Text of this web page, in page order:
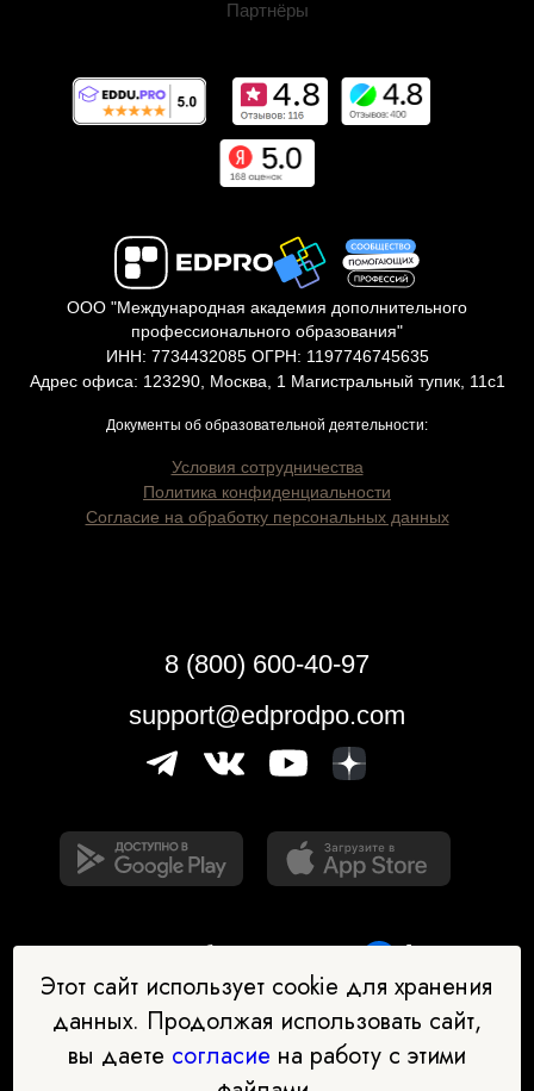
Партнёры
Наш бот-помощник в выборе
ООО "Международная академия дополнительного
профессионального образования"
ИНН: 7734432085 ОГРН: 1197746745635
Адрес офиса: 123290, Москва, 1 Магистральный тупик, 11с1
Документы об образовательной деятельности:
Условия сотрудничества
Политика конфиденциальности
Согласие на обработку персональных данных
8 (800) 600-40-97
support@edprodpo.com
Этот сайт использует cookie для хранения
данных. Продолжая использовать сайт,
вы даете согласие на работу с этими